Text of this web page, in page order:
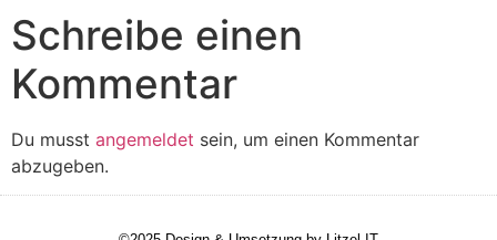
Schreibe einen
Kommentar
Du musst angemeldet sein, um einen Kommentar
abzugeben.